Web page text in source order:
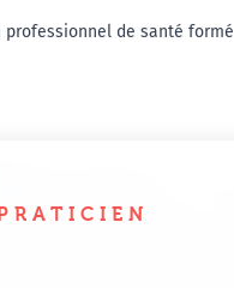
professionnel de santé formé